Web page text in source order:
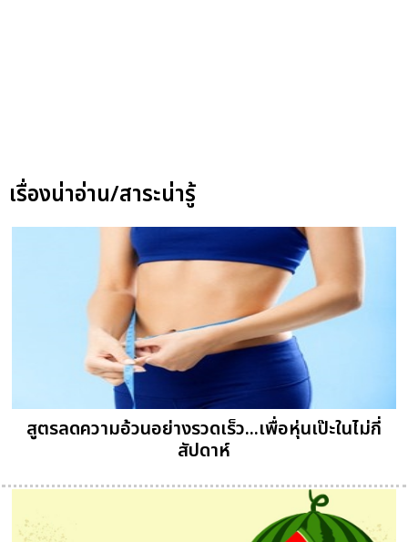
เรื่องน่าอ่าน/สาระน่ารู้
สูตรลดความอ้วนอย่างรวดเร็ว...เพื่อหุ่นเป๊ะในไม่กี่
สัปดาห์